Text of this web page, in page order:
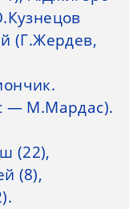
(Г.Жердев,
— М.Мардас).
(22),
(8),